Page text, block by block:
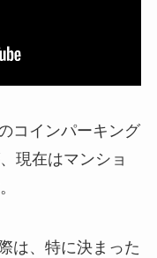
コインパーキング
現在はマンショ
は、特に決まった